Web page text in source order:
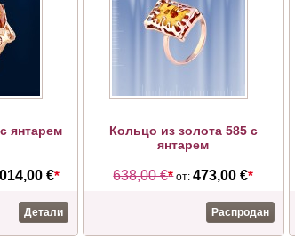
янтарем
€*
Детали
Кольцо из золота 585 с
янтарем
638,00 €*от:473,00 €*
Распродан